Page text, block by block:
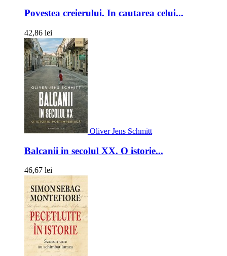
Povestea creierului. In cautarea celui...
42,86 lei
Oliver Jens Schmitt
Balcanii in secolul XX. O istorie...
46,67 lei